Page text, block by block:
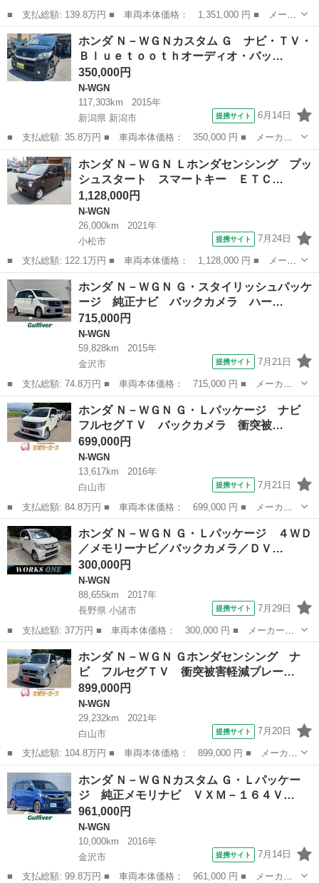
■ 支払総額: 139.8万円 ■ 車両本体価格： 1,351,000 円 ■ メーカ
ー名： ホンダ ■ 車種名： Ｎ－ＷＧＮカスタム ■ グレード
名： Ｌ・ターボホンダセンシング ４ＷＤ／１オーナー／純正９イ
ンチナビ／フ...
石川 金沢市 N-WGN
ホンダ Ｎ－ＷＧＮカスタム Ｇ ナビ・ＴＶ・
Ｂｌｕｅｔｏｏｔｈオーディオ・バッ…
350,000円
N-WGN
117,303km
2015年
新潟県 新潟市
提携サイト 6月14日
■ 支払総額: 35.8万円 ■ 車両本体価格： 350,000 円 ■ メーカー
名： ホンダ ■ 車種名： Ｎ－ＷＧＮカスタム ■ グレード名：
Ｇ ナビ・ＴＶ・Ｂｌｕｅｔｏｏｔｈオーディオ・バックカメラ・横
滑り防止 ■...
新潟 新潟市 N-WGN
ホンダ Ｎ－ＷＧＮ Ｌホンダセンシング プッ
シュスタート スマートキー ＥＴＣ…
1,128,000円
N-WGN
26,000km
2021年
小松市
提携サイト 7月24日
■ 支払総額: 122.1万円 ■ 車両本体価格： 1,128,000 円 ■ メーカ
ー名： ホンダ ■ 車種名： Ｎ－ＷＧＮ ■ グレード名： Ｌホン
ダセンシング プッシュスタート スマートキー ＥＴＣ 衝突被害
軽減シス...
石川 小松市 N-WGN
ホンダ Ｎ－ＷＧＮ Ｇ・スタイリッシュパッケ
ージ 純正ナビ バックカメラ ハー…
715,000円
N-WGN
59,828km
2015年
金沢市
提携サイト 7月21日
■ 支払総額: 74.8万円 ■ 車両本体価格： 715,000 円 ■ メーカー
名： ホンダ ■ 車種名： Ｎ－ＷＧＮ ■ グレード名： Ｇ・スタ
イリッシュパッケージ 純正ナビ バックカメラ ハーフレザーシー
ト ＨＩＤヘ...
石川 金沢市 N-WGN
ホンダ Ｎ－ＷＧＮ Ｇ・Ｌパッケージ ナビ
フルセグＴＶ バックカメラ 衝突被…
699,000円
N-WGN
13,617km
2016年
白山市
提携サイト 7月21日
■ 支払総額: 84.8万円 ■ 車両本体価格： 699,000 円 ■ メーカー
名： ホンダ ■ 車種名： Ｎ－ＷＧＮ ■ グレード名： Ｇ・Ｌパ
ッケージ ナビ フルセグＴＶ バックカメラ 衝突被害軽減ブレー
キ アイドリ...
石川 白山市 N-WGN
ホンダ Ｎ－ＷＧＮ Ｇ・Ｌパッケージ ４ＷＤ
／メモリーナビ／バックカメラ／ＤＶ…
300,000円
N-WGN
88,655km
2017年
長野県 小諸市
提携サイト 7月29日
■ 支払総額: 37万円 ■ 車両本体価格： 300,000 円 ■ メーカー
名： ホンダ ■ 車種名： Ｎ－ＷＧＮ ■ グレード名： Ｇ・Ｌパ
ッケージ ４ＷＤ／メモリーナビ／バックカメラ／ＤＶＤ再生／ＳＤ
再生／ＥＴＣ車載...
長野 小諸市 N-WGN
ホンダ Ｎ－ＷＧＮ Ｇホンダセンシング ナ
ビ フルセグＴＶ 衝突被害軽減ブレー…
899,000円
N-WGN
29,232km
2021年
白山市
提携サイト 7月20日
■ 支払総額: 104.8万円 ■ 車両本体価格： 899,000 円 ■ メーカー
名： ホンダ ■ 車種名： Ｎ－ＷＧＮ ■ グレード名： Ｇホンダ
センシング ナビ フルセグＴＶ 衝突被害軽減ブレーキ アイドリ
ングストッ...
石川 白山市 N-WGN
ホンダ Ｎ－ＷＧＮカスタム Ｇ・Ｌパッケー
ジ 純正メモリナビ ＶＸＭ－１６４Ｖ…
961,000円
N-WGN
10,000km
2016年
金沢市
提携サイト 7月14日
■ 支払総額: 99.8万円 ■ 車両本体価格： 961,000 円 ■ メーカー